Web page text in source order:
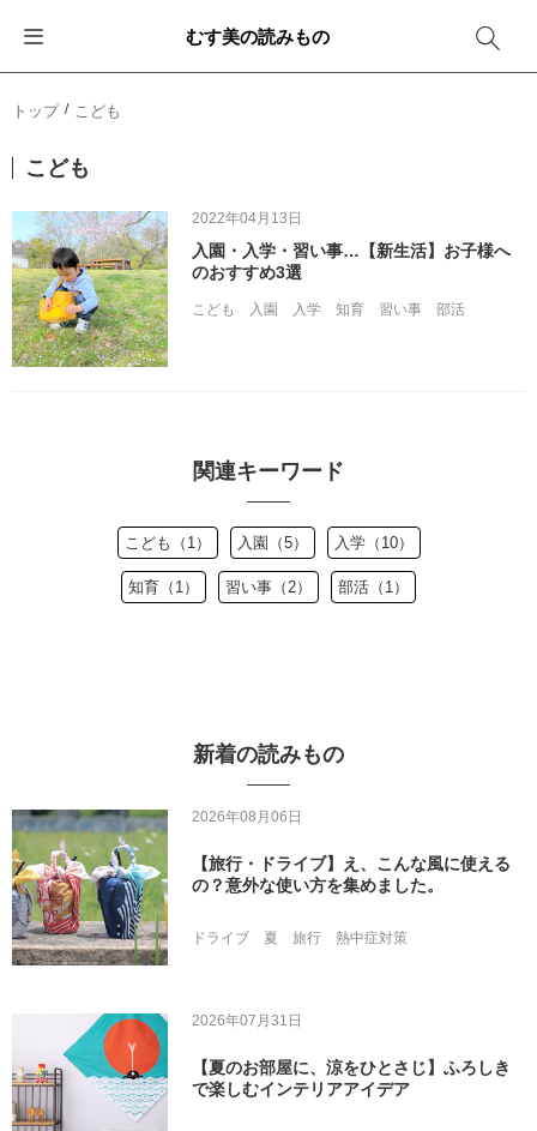
むす美の読みもの
トップ こども
こども
2022年04月13日
入園・入学・習い事…【新生活】お子様へ
のおすすめ3選
こども 入園 入学 知育 習い事 部活
関連キーワード
こども（1） 入園（5） 入学（10）
知育（1） 習い事（2） 部活（1）
新着の読みもの
2026年08月06日
【旅行・ドライブ】え、こんな風に使える
の？意外な使い方を集めました。
ドライブ 夏 旅行 熱中症対策
2026年07月31日
【夏のお部屋に、涼をひとさじ】ふろしき
で楽しむインテリアアイデア
イベント・キャンペーン
新商品
メディア情報
その他
エコバッグ
おしゃれコーデバッグ
収納にもなるバッグ
箱を包む
お酒を包む
一番人気「花包み」
簡単「バッグアレンジ」
ファッション
インテリア
アウトドア
雨の日
卒業・入学
退職・異動
結婚
出産